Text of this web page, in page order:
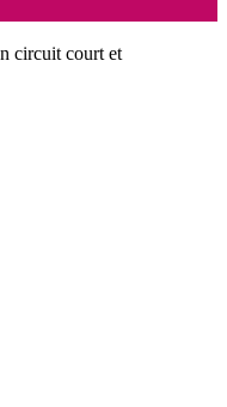
circuit court et